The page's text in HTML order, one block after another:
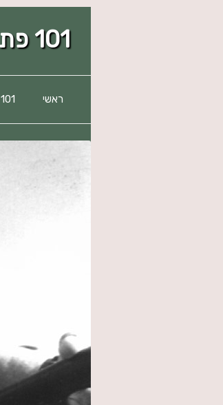
101 פתגמים בקרב העדה הדמשקאית
ראשי 101 פתגמים